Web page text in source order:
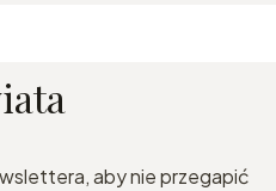
aby nie przegapić